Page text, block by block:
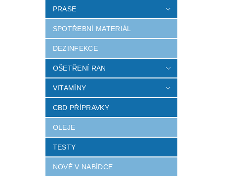
PRASE
SPOTŘEBNÍ MATERIÁL
DEZINFEKCE
OŠETŘENÍ RAN
VITAMÍNY
CBD PŘÍPRAVKY
OLEJE
TESTY
NOVĚ V NABÍDCE